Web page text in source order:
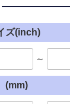
ズ(inch)
～
(mm)